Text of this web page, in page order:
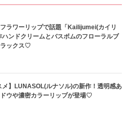
フラワーリップで話題「Kailijumei(カイリ
ハンドクリームとバスボムのフローラルブ
ラックス♡
メ】LUNASOL(ルナソル)の新作！透明感あ
ウや濃密カラーリップが登場♡